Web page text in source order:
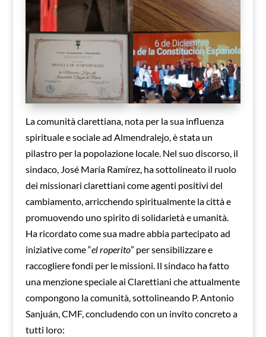
La comunità clarettiana, nota per la sua influenza
spirituale e sociale ad Almendralejo, è stata un
pilastro per la popolazione locale. Nel suo discorso, il
sindaco, José María Ramírez, ha sottolineato il ruolo
dei missionari clarettiani come agenti positivi del
cambiamento, arricchendo spiritualmente la città e
promuovendo uno spirito di solidarietà e umanità.
Ha ricordato come sua madre abbia partecipato ad
iniziative come “el roperito” per sensibilizzare e
raccogliere fondi per le missioni. Il sindaco ha fatto
una menzione speciale ai Clarettiani che attualmente
compongono la comunità, sottolineando P. Antonio
Sanjuán, CMF, concludendo con un invito concreto a
tutti loro: